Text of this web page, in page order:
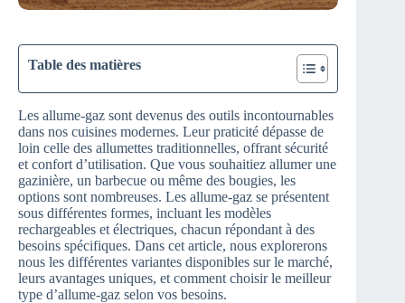
Table des matières
Les allume-gaz sont devenus des outils incontournables
dans nos cuisines modernes. Leur praticité dépasse de
loin celle des allumettes traditionnelles, offrant sécurité
et confort d’utilisation. Que vous souhaitiez allumer une
gazinière, un barbecue ou même des bougies, les
options sont nombreuses. Les allume-gaz se présentent
sous différentes formes, incluant les modèles
rechargeables et électriques, chacun répondant à des
besoins spécifiques. Dans cet article, nous explorerons
nous les différentes variantes disponibles sur le marché,
leurs avantages uniques, et comment choisir le meilleur
type d’allume-gaz selon vos besoins.